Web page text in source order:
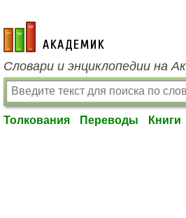
academic.ru
Словари и энциклопедии на
Толкования Переводы Книги